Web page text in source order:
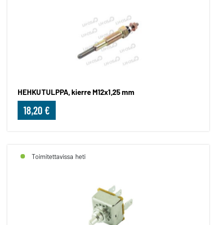
HEHKUTULPPA, kierre M12x1,25 mm
18,20 €
Toimitettavissa heti